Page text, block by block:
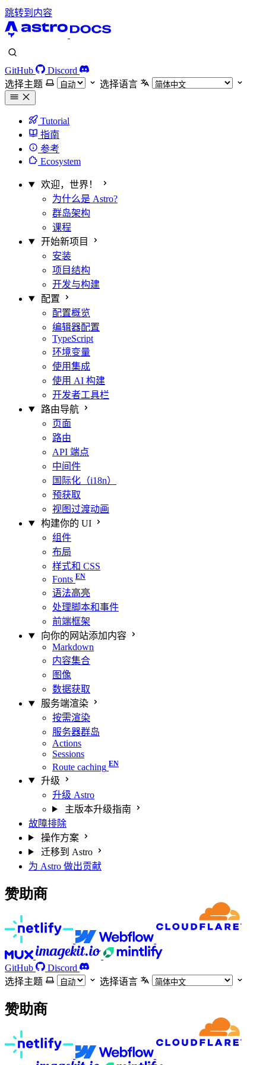
跳转到内容
GitHub
Discord
选择主题
选择语言
Tutorial
指南
参考
Ecosystem
欢迎，世界！
为什么是 Astro?
群岛架构
课程
开始新项目
安装
项目结构
开发与构建
配置
配置概览
编辑器配置
TypeScript
环境变量
使用集成
使用 AI 构建
开发者工具栏
路由导航
页面
路由
API 端点
中间件
国际化（i18n）
预获取
视图过渡动画
构建你的 UI
组件
布局
样式和 CSS
Fonts
语法高亮
处理脚本和事件
前端框架
向你的网站添加内容
Markdown
内容集合
图像
数据获取
服务端渲染
按需渲染
服务器群岛
Actions
Sessions
Route caching
升级
升级 Astro
主版本升级指南
故障排除
操作方案
迁移到 Astro
为 Astro 做出贡献
赞助商
GitHub
Discord
选择主题
选择语言
赞助商